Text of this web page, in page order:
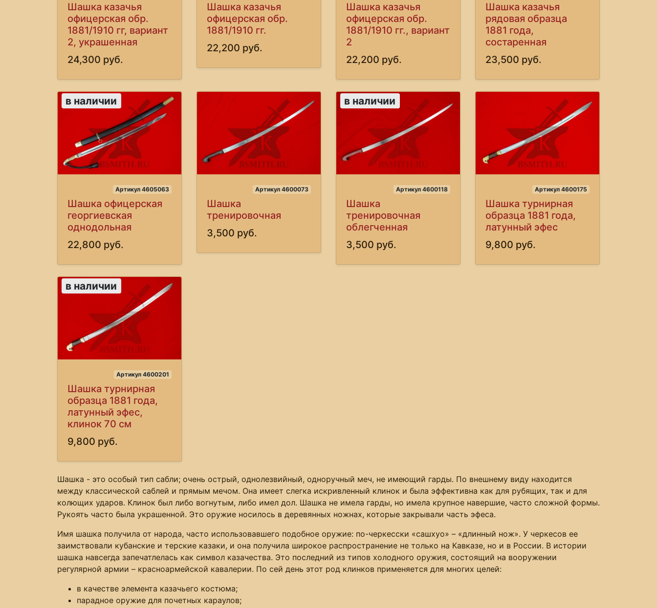
Шашка казачья
офицерская обр.
1881/1910 гг, вариант
2, украшенная
24,300 руб.
Шашка казачья
офицерская обр.
1881/1910 гг.
22,200 руб.
Шашка казачья
офицерская обр.
1881/1910 гг., вариант
2
22,200 руб.
Шашка казачья
рядовая образца
1881 года,
состаренная
23,500 руб.
в наличии
Артикул 4605063
Шашка офицерская
георгиевская
однодольная
22,800 руб.
Артикул 4600073
Шашка
тренировочная
3,500 руб.
в наличии
Артикул 4600118
Шашка
тренировочная
облегченная
3,500 руб.
Артикул 4600175
Шашка турнирная
образца 1881 года,
латунный эфес
9,800 руб.
в наличии
Артикул 4600201
Шашка турнирная
образца 1881 года,
латунный эфес,
клинок 70 см
9,800 руб.
Шашка - это особый тип сабли; очень острый, однолезвийный, одноручный меч, не имеющий гарды. По внешнему виду находится
между классической саблей и прямым мечом. Она имеет слегка искривленный клинок и была эффективна как для рубящих, так и для
колющих ударов. Клинок был либо вогнутым, либо имел дол. Шашка не имела гарды, но имела крупное навершие, часто сложной формы.
Рукоять часто была украшенной. Это оружие носилось в деревянных ножнах, которые закрывали часть эфеса.
Имя шашка получила от народа, часто использовавшего подобное оружие: по-черкесски «сашхуо» – «длинный нож». У черкесов ее
заимствовали кубанские и терские казаки, и она получила широкое распространение не только на Кавказе, но и в России. В истории
шашка навсегда запечатлелась как символ казачества. Это последний из типов холодного оружия, состоящий на вооружении
регулярной армии – красноармейской кавалерии. По сей день этот род клинков применяется для многих целей:
в качестве элемента казачьего костюма;
парадное оружие для почетных караулов;